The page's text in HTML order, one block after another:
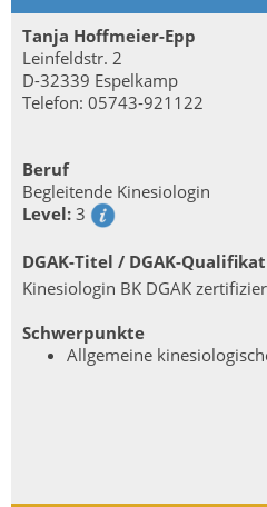
Tanja Hoffmeier-Epp
Leinfeldstr. 2
D-32339 Espelkamp
Telefon: 05743-921122
Beruf
Begleitende Kinesiologin
Level: 3
DGAK-Titel / DGAK-
Kinesiologin BK DGAK
Schwerpunkte
Allgemeine